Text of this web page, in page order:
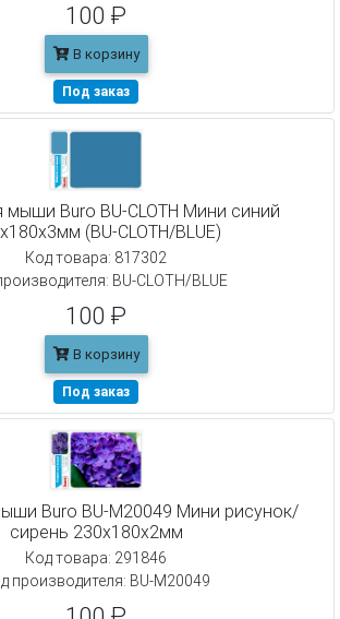
100 ₽
В корзину
Под заказ
мыши Buro BU-CLOTH Мини синий
(BU-CLOTH/BLUE)
Код товара: 817302
BU-CLOTH/BLUE
100 ₽
В корзину
Под заказ
Buro BU-M20049 Мини рисунок/
сирень 230x180x2мм
Код товара: 291846
производителя: BU-M20049